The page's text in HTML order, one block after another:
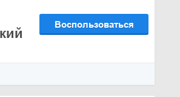
Воспользоваться